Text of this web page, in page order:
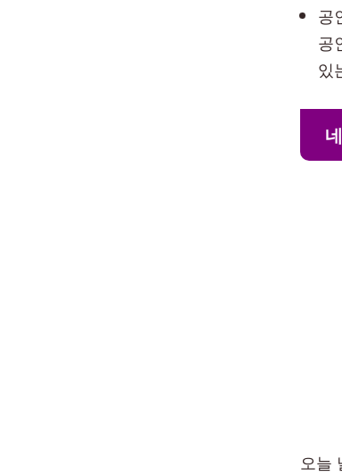
공
공
있
오늘